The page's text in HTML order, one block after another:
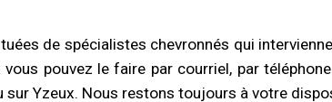
de spécialistes chevronnés qui
pouvez le faire par courriel, par
Yzeux. Nous restons toujours à votre